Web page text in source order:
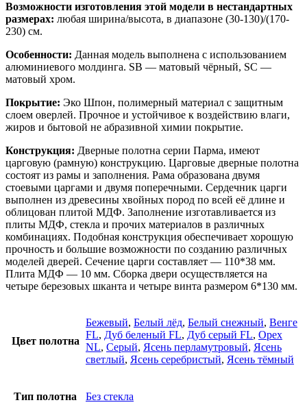
Возможности изготовления этой модели в нестандартных
размерах: любая ширина/высота, в диапазоне (30-130)/(170-
230) см.
Особенности: Данная модель выполнена с использованием
алюминиевого молдинга. SB — матовый чёрный, SC —
матовый хром.
Покрытие: Эко Шпон, полимерный материал с защитным
слоем оверлей. Прочное и устойчивое к воздействию влаги,
жиров и бытовой не абразивной химии покрытие.
Конструкция: Дверные полотна серии Парма, имеют
царговую (рамную) конструкцию. Царговые дверные полотна
состоят из рамы и заполнения. Рама образована двумя
стоевыми царгами и двумя поперечными. Сердечник царги
выполнен из древесины хвойных пород по всей её длине и
облицован плитой МДФ. Заполнение изготавливается из
плиты МДФ, стекла и прочих материалов в различных
комбинациях. Подобная конструкция обеспечивает хорошую
прочность и большие возможности по созданию различных
моделей дверей. Сечение царги составляет — 110*38 мм.
Плита МДФ — 10 мм. Сборка двери осуществляется на
четыре березовых шканта и четыре винта размером 6*130 мм.
Цвет полотна
Бежевый, Белый лёд, Белый снежный, Венге
FL, Дуб беленый FL, Дуб серый FL, Орех
NL, Серый, Ясень перламутровый, Ясень
светлый, Ясень серебристый, Ясень тёмный
Тип полотна Без стекла